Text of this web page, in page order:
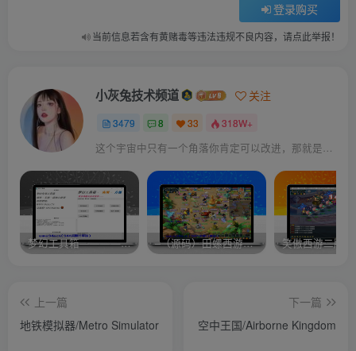
登录购买
当前信息若含有黄赌毒等违法违规不良内容，请点此举报！
小灰兔技术频道 关注
3479 8 33 318W+
这个宇宙中只有一个角落你肯定可以改进，那就是你自己
梦幻工具箱————-免费 –（源码）田螺西游9.0 假人摆摊18门派飞升渡劫化圣助战最新BB谛听…. 笑傲西游二版-
上一篇
地铁模拟器/Metro Simulator
下一篇
空中王国/Airborne Kingdom